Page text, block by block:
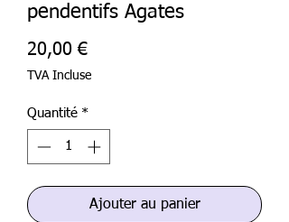
pendentifs Agates
20,00 €Prix
TVA Incluse
Quantité *
Ajouter au panier